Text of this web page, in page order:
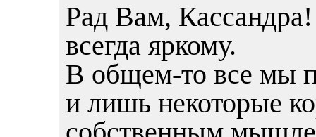
Рад Вам,
всегда яркому.
В общем-то все мы
и лишь некоторые